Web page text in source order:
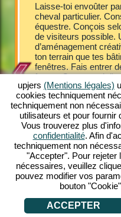
des
un jeu
un
Laisse-toi envoûter
cheval particulier.
équestre. Conçois
de visiteurs possible.
d’aménagement
ton terrain que tes
fenêtres. Fais entrer
ferme. Occupe-toi
sers tes visiteurs.
délices et héberge-
Horse Farm te fait
fascinant. Avec un
t'offre de multiples
Possède différentes
ranch. Découvre cet
gratuitement sur ton
upjers (Mentions légales)
cookies techniquement
techniquement non
utilisateurs et pour
Vous trouverez plus
confidentialité. Afin
techniquement non
"Accepter". Pour rejeter
nécessaires, veuillez
pouvez modifier vos
bouton
ACCEPTER